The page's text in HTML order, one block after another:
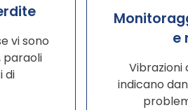
vi sono
paraoli
di
e
Vibrazioni
indicano